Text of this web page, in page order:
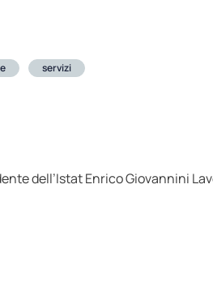
servizi
dell’Istat Enrico Giovannini